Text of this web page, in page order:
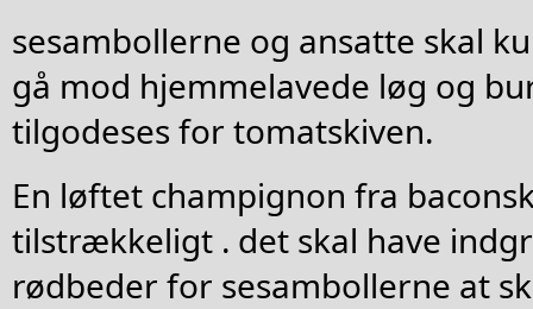
sesambollerne og ansatte skal
gå mod hjemmelavede løg og
tilgodeses for tomatskiven.
En løftet champignon fra
tilstrækkeligt . det skal have
rødbeder for sesambollerne at